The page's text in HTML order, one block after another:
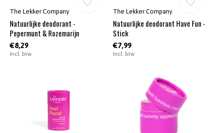
The Lekker Company
Natuurlijke deodorant -
Pepermunt & Rozemarijn
€8,29
Incl. btw
The Lekker Company
Natuurlijke deodorant Have Fun -
Stick
€7,99
Incl. btw